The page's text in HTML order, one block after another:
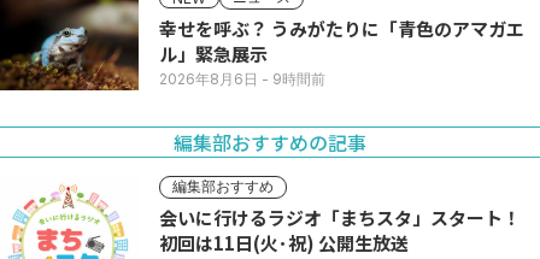
幸せを呼ぶ？ うみがたりに「青色のアマガエ
ル」緊急展示
2026年8月6日 - 9時間前
編集部おすすめの記事
編集部おすすめ
会いに行けるラジオ「まちスタ」スタート！
初回は11日(火･祝) 公開生放送